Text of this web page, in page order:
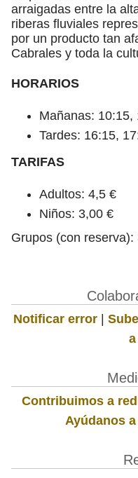
arraigadas entre la
riberas fluviales
por un producto tan
Cabrales y toda la
HORARIOS
Mañanas: 10:15,
Tardes: 16:15,
TARIFAS
Adultos: 4,5 €
Niños: 3,00 €
Grupos (con reserva):
Notificar error |
Contribuimos a
Ayúdanos